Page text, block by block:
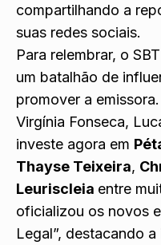
compartilhando a
suas redes sociais.
Para relembrar, o
um batalhão de
promover a
Virgínia Fonseca,
investe agora em
Thayse Teixeira,
Leuriscleia entre
oficializou os novos
Legal”, destacando